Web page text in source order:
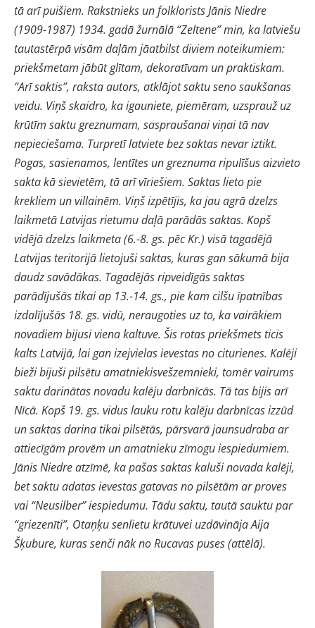
tā arī puišiem. Rakstnieks un folklorists Jānis Niedre
(1909-1987) 1934. gadā žurnālā “Zeltene” min, ka latviešu
tautastērpā visām daļām jāatbilst diviem noteikumiem:
priekšmetam jābūt glītam, dekoratīvam un praktiskam.
“Arī saktis”, raksta autors, atklājot saktu seno saukšanas
veidu. Viņš skaidro, ka igauniete, piemēram, uzsprauž uz
krūtīm saktu greznumam, saspraušanai viņai tā nav
nepieciešama. Turpretī latviete bez saktas nevar iztikt.
Pogas, sasienamos, lentītes un greznuma ripulīšus aizvieto
sakta kā sievietēm, tā arī vīriešiem. Saktas lieto pie
krekliem un villainēm. Viņš izpētījis, ka jau agrā dzelzs
laikmetā Latvijas rietumu daļā parādās saktas. Kopš
vidējā dzelzs laikmeta (6.-8. gs. pēc Kr.) visā tagadējā
Latvijas teritorijā lietojuši saktas, kuras gan sākumā bija
daudz savādākas. Tagadējās ripveidīgās saktas
parādījušās tikai ap 13.-14. gs., pie kam cilšu īpatnības
izdalījušās 18. gs. vidū, neraugoties uz to, ka vairākiem
novadiem bijusi viena kaltuve. Šis rotas priekšmets ticis
kalts Latvijā, lai gan izejvielas ievestas no citurienes. Kalēji
bieži bijuši pilsētu amatniekisvešzemnieki, tomēr vairums
saktu darinātas novadu kalēju darbnīcās. Tā tas bijis arī
Nīcā. Kopš 19. gs. vidus lauku rotu kalēju darbnīcas izzūd
un saktas darina tikai pilsētās, pārsvarā jaunsudraba ar
attiecīgām provēm un amatnieku zīmogu iespiedumiem.
Jānis Niedre atzīmē, ka pašas saktas kaluši novada kalēji,
bet saktu adatas ievestas gatavas no pilsētām ar proves
vai “Neusilber” iespiedumu. Tādu saktu, tautā sauktu par
“griezenīti”, Otaņķu senlietu krātuvei uzdāvināja Aija
Šķubure, kuras senči nāk no Rucavas puses (attēlā).